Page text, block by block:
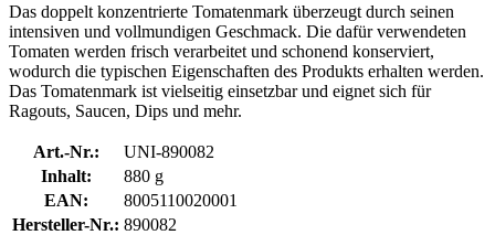
Das doppelt konzentrierte Tomatenmark überzeugt durch seinen
intensiven und vollmundigen Geschmack. Die dafür verwendeten
Tomaten werden frisch verarbeitet und schonend konserviert,
wodurch die typischen Eigenschaften des Produkts erhalten werden.
Das Tomatenmark ist vielseitig einsetzbar und eignet sich für
Ragouts, Saucen, Dips und mehr.
Art.-Nr.:
UNI-890082
Inhalt:
880 g
EAN:
8005110020001
Hersteller-Nr.: 890082